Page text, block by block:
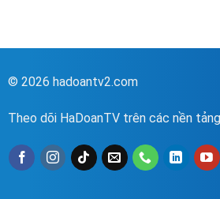
© 2026 hadoantv2.com
Theo dõi HaDoanTV trên các nền